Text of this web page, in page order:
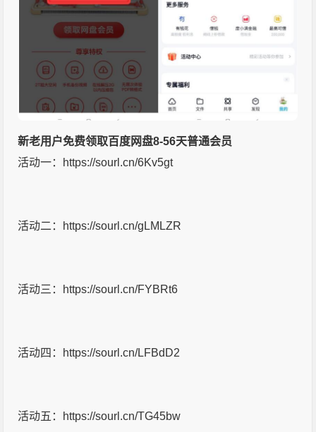
新老用户免费领取百度网盘8-56天普通会员
活动一：https://sourl.cn/6Kv5gt
活动二：https://sourl.cn/gLMLZR
活动三：https://sourl.cn/FYBRt6
活动四：https://sourl.cn/LFBdD2
活动五：https://sourl.cn/TG45bw